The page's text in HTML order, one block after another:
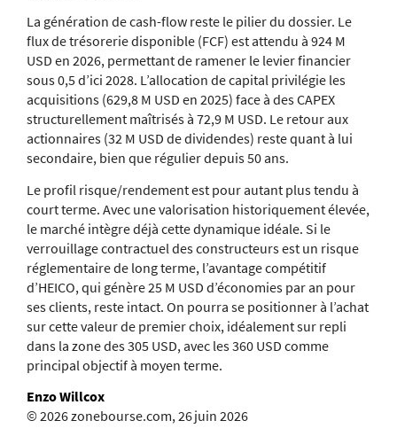
La génération de cash-flow reste le pilier du dossier. Le
flux de trésorerie disponible (FCF) est attendu à 924 M
USD en 2026, permettant de ramener le levier financier
sous 0,5 d’ici 2028. L’allocation de capital privilégie les
acquisitions (629,8 M USD en 2025) face à des CAPEX
structurellement maîtrisés à 72,9 M USD. Le retour aux
actionnaires (32 M USD de dividendes) reste quant à lui
secondaire, bien que régulier depuis 50 ans.
Le profil risque/rendement est pour autant plus tendu à
court terme. Avec une valorisation historiquement élevée,
le marché intègre déjà cette dynamique idéale. Si le
verrouillage contractuel des constructeurs est un risque
réglementaire de long terme, l’avantage compétitif
d’HEICO, qui génère 25 M USD d’économies par an pour
ses clients, reste intact. On pourra se positionner à l’achat
sur cette valeur de premier choix, idéalement sur repli
dans la zone des 305 USD, avec les 360 USD comme
principal objectif à moyen terme.
Enzo Willcox
© 2026 zonebourse.com, 26 juin 2026